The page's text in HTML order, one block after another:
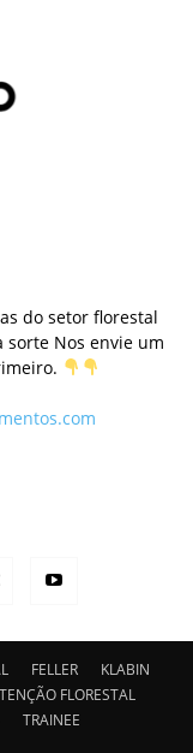
do setor florestal
sorte Nos envie um
FELLER
KLABIN
FLORESTAL
TRAINEE